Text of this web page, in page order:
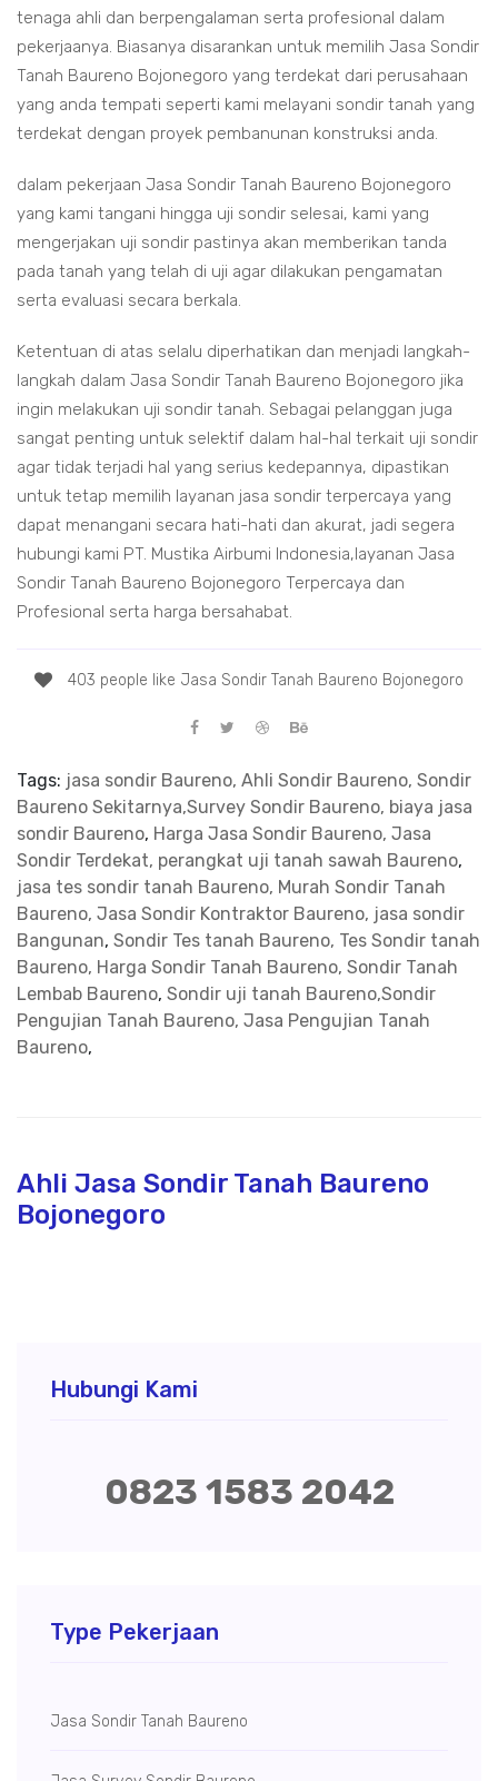
tenaga ahli dan berpengalaman serta profesional dalam
pekerjaanya. Biasanya disarankan untuk memilih Jasa Sondir
Tanah Baureno Bojonegoro yang terdekat dari perusahaan
yang anda tempati seperti kami melayani sondir tanah yang
terdekat dengan proyek pembanunan konstruksi anda.
dalam pekerjaan Jasa Sondir Tanah Baureno Bojonegoro
yang kami tangani hingga uji sondir selesai, kami yang
mengerjakan uji sondir pastinya akan memberikan tanda
pada tanah yang telah di uji agar dilakukan pengamatan
serta evaluasi secara berkala.
Ketentuan di atas selalu diperhatikan dan menjadi langkah-
langkah dalam Jasa Sondir Tanah Baureno Bojonegoro jika
ingin melakukan uji sondir tanah. Sebagai pelanggan juga
sangat penting untuk selektif dalam hal-hal terkait uji sondir
agar tidak terjadi hal yang serius kedepannya, dipastikan
untuk tetap memilih layanan jasa sondir terpercaya yang
dapat menangani secara hati-hati dan akurat, jadi segera
hubungi kami PT. Mustika Airbumi Indonesia,layanan Jasa
Sondir Tanah Baureno Bojonegoro Terpercaya dan
Profesional serta harga bersahabat.
403 people like Jasa Sondir Tanah Baureno Bojonegoro
Tags: jasa sondir Baureno, Ahli Sondir Baureno, Sondir
Baureno Sekitarnya,Survey Sondir Baureno, biaya jasa
sondir Baureno, Harga Jasa Sondir Baureno, Jasa
Sondir Terdekat, perangkat uji tanah sawah Baureno,
jasa tes sondir tanah Baureno, Murah Sondir Tanah
Baureno, Jasa Sondir Kontraktor Baureno, jasa sondir
Bangunan, Sondir Tes tanah Baureno, Tes Sondir tanah
Baureno, Harga Sondir Tanah Baureno, Sondir Tanah
Lembab Baureno, Sondir uji tanah Baureno,Sondir
Pengujian Tanah Baureno, Jasa Pengujian Tanah
Baureno,
Ahli Jasa Sondir Tanah Baureno
Bojonegoro
Hubungi Kami
0823 1583 2042
Type Pekerjaan
Jasa Sondir Tanah Baureno